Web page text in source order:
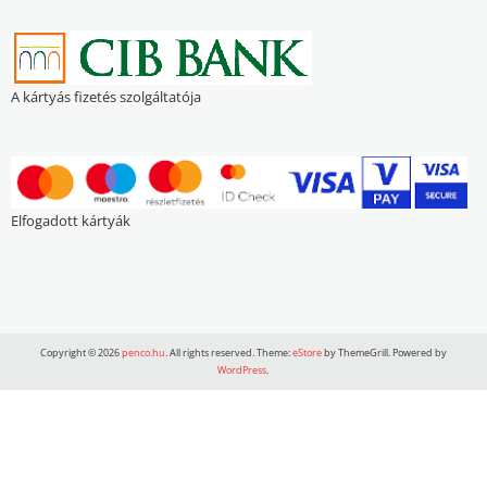
A kártyás fizetés szolgáltatója
Elfogadott kártyák
Copyright © 2026penco.hu. All rights reserved. Theme:eStoreby ThemeGrill. Powered by
WordPress.